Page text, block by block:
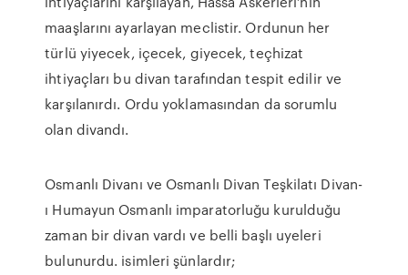
maaşlarını ayarlayan meclistir. Ordunun her
türlü yiyecek, içecek, giyecek, teçhizat
ihtiyaçları bu divan tarafından tespit edilir ve
karşılanırdı. Ordu yoklamasından da sorumlu
olan divandı.
Osmanlı Divanı ve Osmanlı Divan Teşkilatı Divan-
ı Humayun Osmanlı imparatorluğu kurulduğu
zaman bir divan vardı ve belli başlı uyeleri
bulunurdu. isimleri şünlardır;